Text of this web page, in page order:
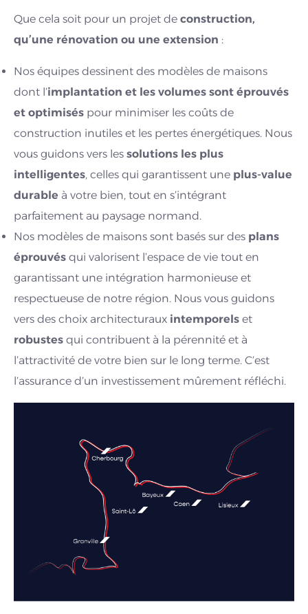
Que cela soit pour un projet de construction,
qu’une rénovation ou une extension :
Nos équipes dessinent des modèles de maisons
dont l’implantation et les volumes sont éprouvés
et optimisés pour minimiser les coûts de
construction inutiles et les pertes énergétiques. Nous
vous guidons vers les solutions les plus
intelligentes, celles qui garantissent une plus-value
durable à votre bien, tout en s’intégrant
parfaitement au paysage normand.
Nos modèles de maisons sont basés sur des plans
éprouvés qui valorisent l’espace de vie tout en
garantissant une intégration harmonieuse et
respectueuse de notre région. Nous vous guidons
vers des choix architecturaux intemporels et
robustes qui contribuent à la pérennité et à
l’attractivité de votre bien sur le long terme. C’est
l’assurance d’un investissement mûrement réfléchi.